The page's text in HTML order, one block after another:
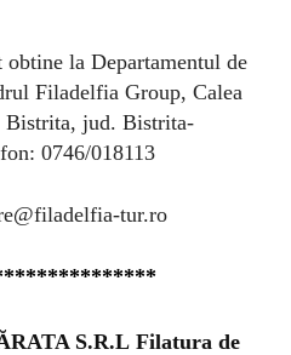
la Departamentul de
Filadelfia Group, Calea
jud. Bistrita-
0746/018113
tur.ro
S.R.L Filatura de